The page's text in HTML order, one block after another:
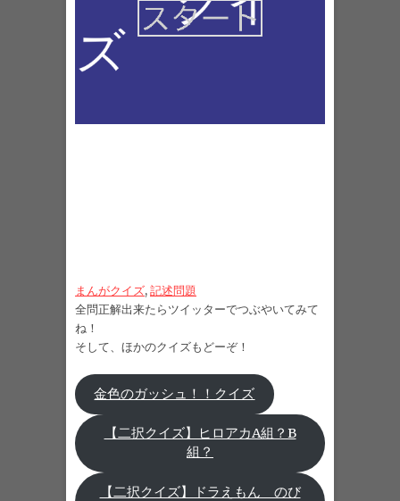
まんがクイズ, 記述問題
全問正解出来たらツイッターでつぶやいてみて
ね！
そして、ほかのクイズもどーぞ！
金色のガッシュ！！クイズ
【二択クイズ】ヒロアカA組？B
組？
【二択クイズ】ドラえもん のび